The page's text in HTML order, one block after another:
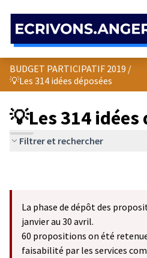
BUDGET PARTICIPATIF 2019 /
💡Les 314 idées déposées
💡Les 314 idées
Filtrer et rechercher
La phase de dépôt des
janvier au 30 avril.
60 propositions on été
faisabilité par les services